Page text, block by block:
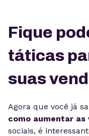
Fique
táticas
suas
Agora que você já
como aumentar as
sociais, é